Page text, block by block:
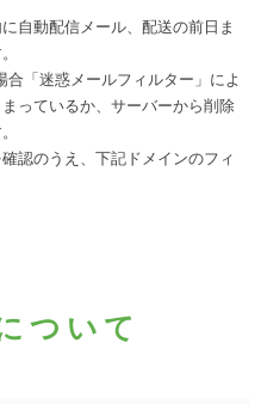
自動配信メール、配送の前日ま
「迷惑メールフィルター」によ
っているか、サーバーから削除
認のうえ、下記ドメインのフィ
ついて